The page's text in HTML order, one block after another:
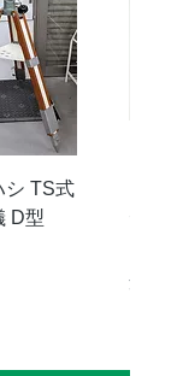
シ TS式
D型
消費税込